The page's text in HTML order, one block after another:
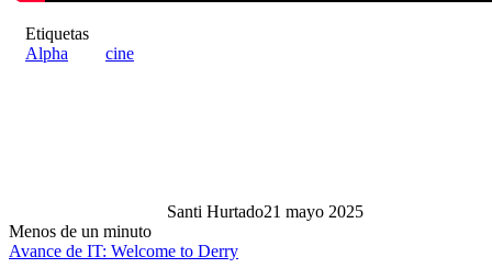
Etiquetas
Alpha
cine
Santi Hurtado21 mayo 2025
Menos de un minuto
Avance de IT: Welcome to Derry